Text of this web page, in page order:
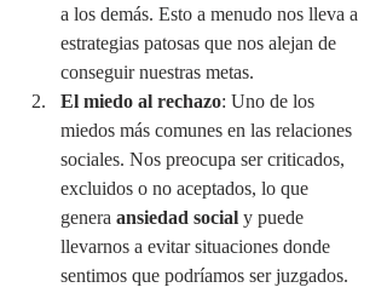
a los demás. Esto a menudo nos lleva a
estrategias patosas que nos alejan de
conseguir nuestras metas.
El miedo al rechazo: Uno de los
miedos más comunes en las relaciones
sociales. Nos preocupa ser criticados,
excluidos o no aceptados, lo que
genera ansiedad social y puede
llevarnos a evitar situaciones donde
sentimos que podríamos ser juzgados.